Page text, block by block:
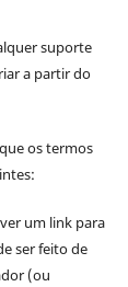
suporte
a partir do
os termos
um link para
ser feito de
(ou